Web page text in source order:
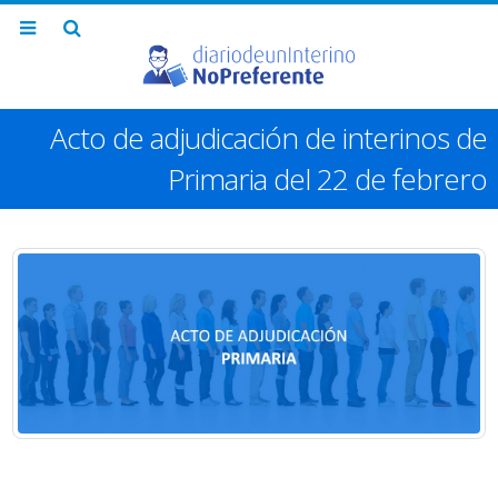
Acto de adjudicación de interinos de
Primaria del 22 de febrero